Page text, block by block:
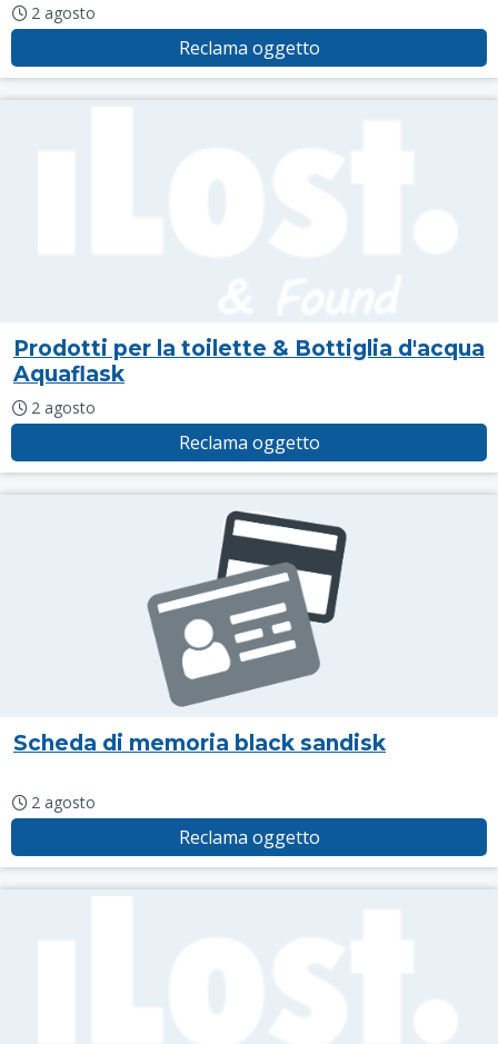
2 agosto
Reclama oggetto
Prodotti per la toilette & Bottiglia d'acqua
Aquaflask
2 agosto
Reclama oggetto
Scheda di memoria black sandisk
2 agosto
Reclama oggetto